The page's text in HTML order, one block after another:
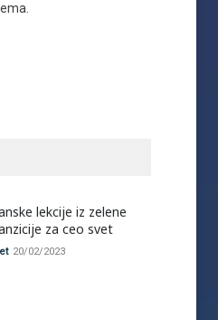
lekcije iz zelene
za ceo svet
20/02/2023